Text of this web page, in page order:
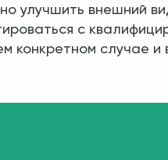
улучшить внешний
с
конкретном случае и